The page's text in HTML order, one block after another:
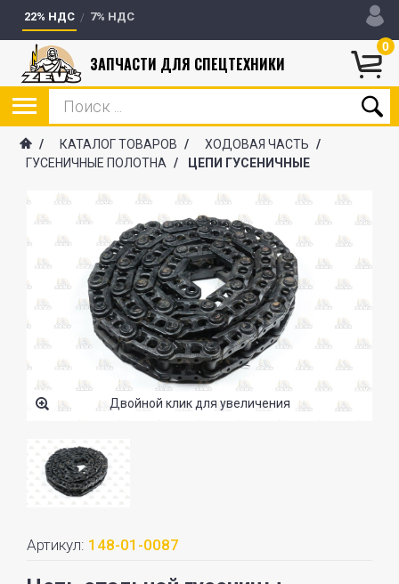
22% НДС 7% НДС
0
ЗАПЧАСТИ ДЛЯ СПЕЦТЕХНИКИ
/ КАТАЛОГ ТОВАРОВ / ХОДОВАЯ ЧАСТЬ /
ГУСЕНИЧНЫЕ ПОЛОТНА / ЦЕПИ ГУСЕНИЧНЫЕ
Двойной клик для увеличения
Артикул: 148-01-0087